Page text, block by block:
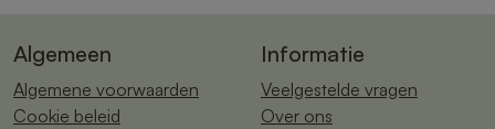
Algemeen
Algemene voorwaarden
Cookie beleid
Informatie
Veelgestelde vragen
Over ons